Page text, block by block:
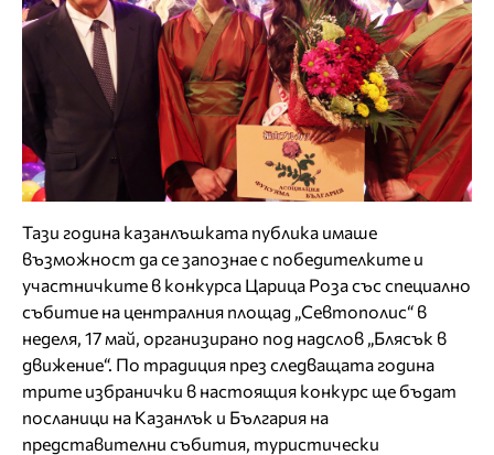
Тази година казанлъшката публика имаше
възможност да се запознае с победителките и
участничките в конкурса Царица Роза със специално
събитие на централния площад „Севтополис“ в
неделя, 17 май, организирано под надслов „Блясък в
движение“. По традиция през следващата година
трите избранички в настоящия конкурс ще бъдат
посланици на Казанлък и България на
представителни събития, туристически